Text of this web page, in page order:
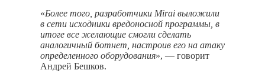
«Более того, разработчики Mirai выложили
в сети исходники вредоносной программы, в
итоге все желающие смогли сделать
аналогичный ботнет, настроив его на атаку
определенного оборудования», — говорит
Андрей Бешков.